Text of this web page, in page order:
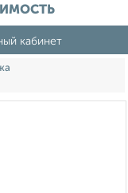
кабинет